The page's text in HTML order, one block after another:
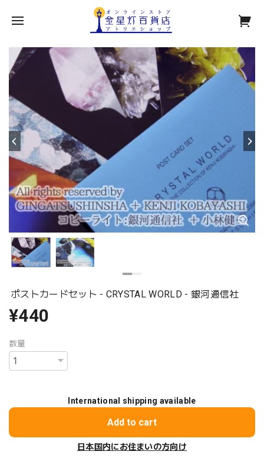
ポストカードセット - CRYSTAL WORLD - 銀河通信社
¥440
数量
International shipping available
Add to cart
日本国内にお住まいの方向け